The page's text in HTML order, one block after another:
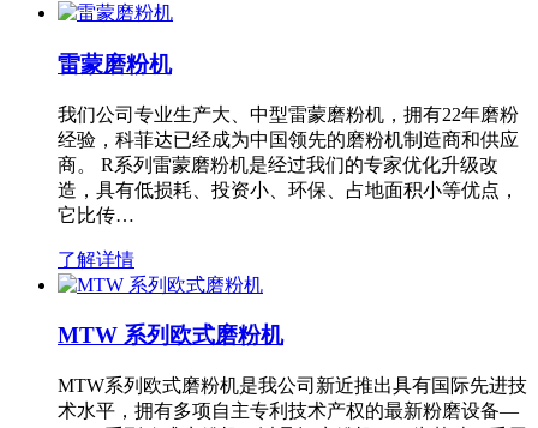
雷蒙磨粉机
我们公司专业生产大、中型雷蒙磨粉机，拥有22年磨粉
经验，科菲达已经成为中国领先的磨粉机制造商和供应
商。 R系列雷蒙磨粉机是经过我们的专家优化升级改
造，具有低损耗、投资小、环保、占地面积小等优点，
它比传…
了解详情
MTW 系列欧式磨粉机
MTW系列欧式磨粉机是我公司新近推出具有国际先进技
术水平，拥有多项自主专利技术产权的最新粉磨设备—